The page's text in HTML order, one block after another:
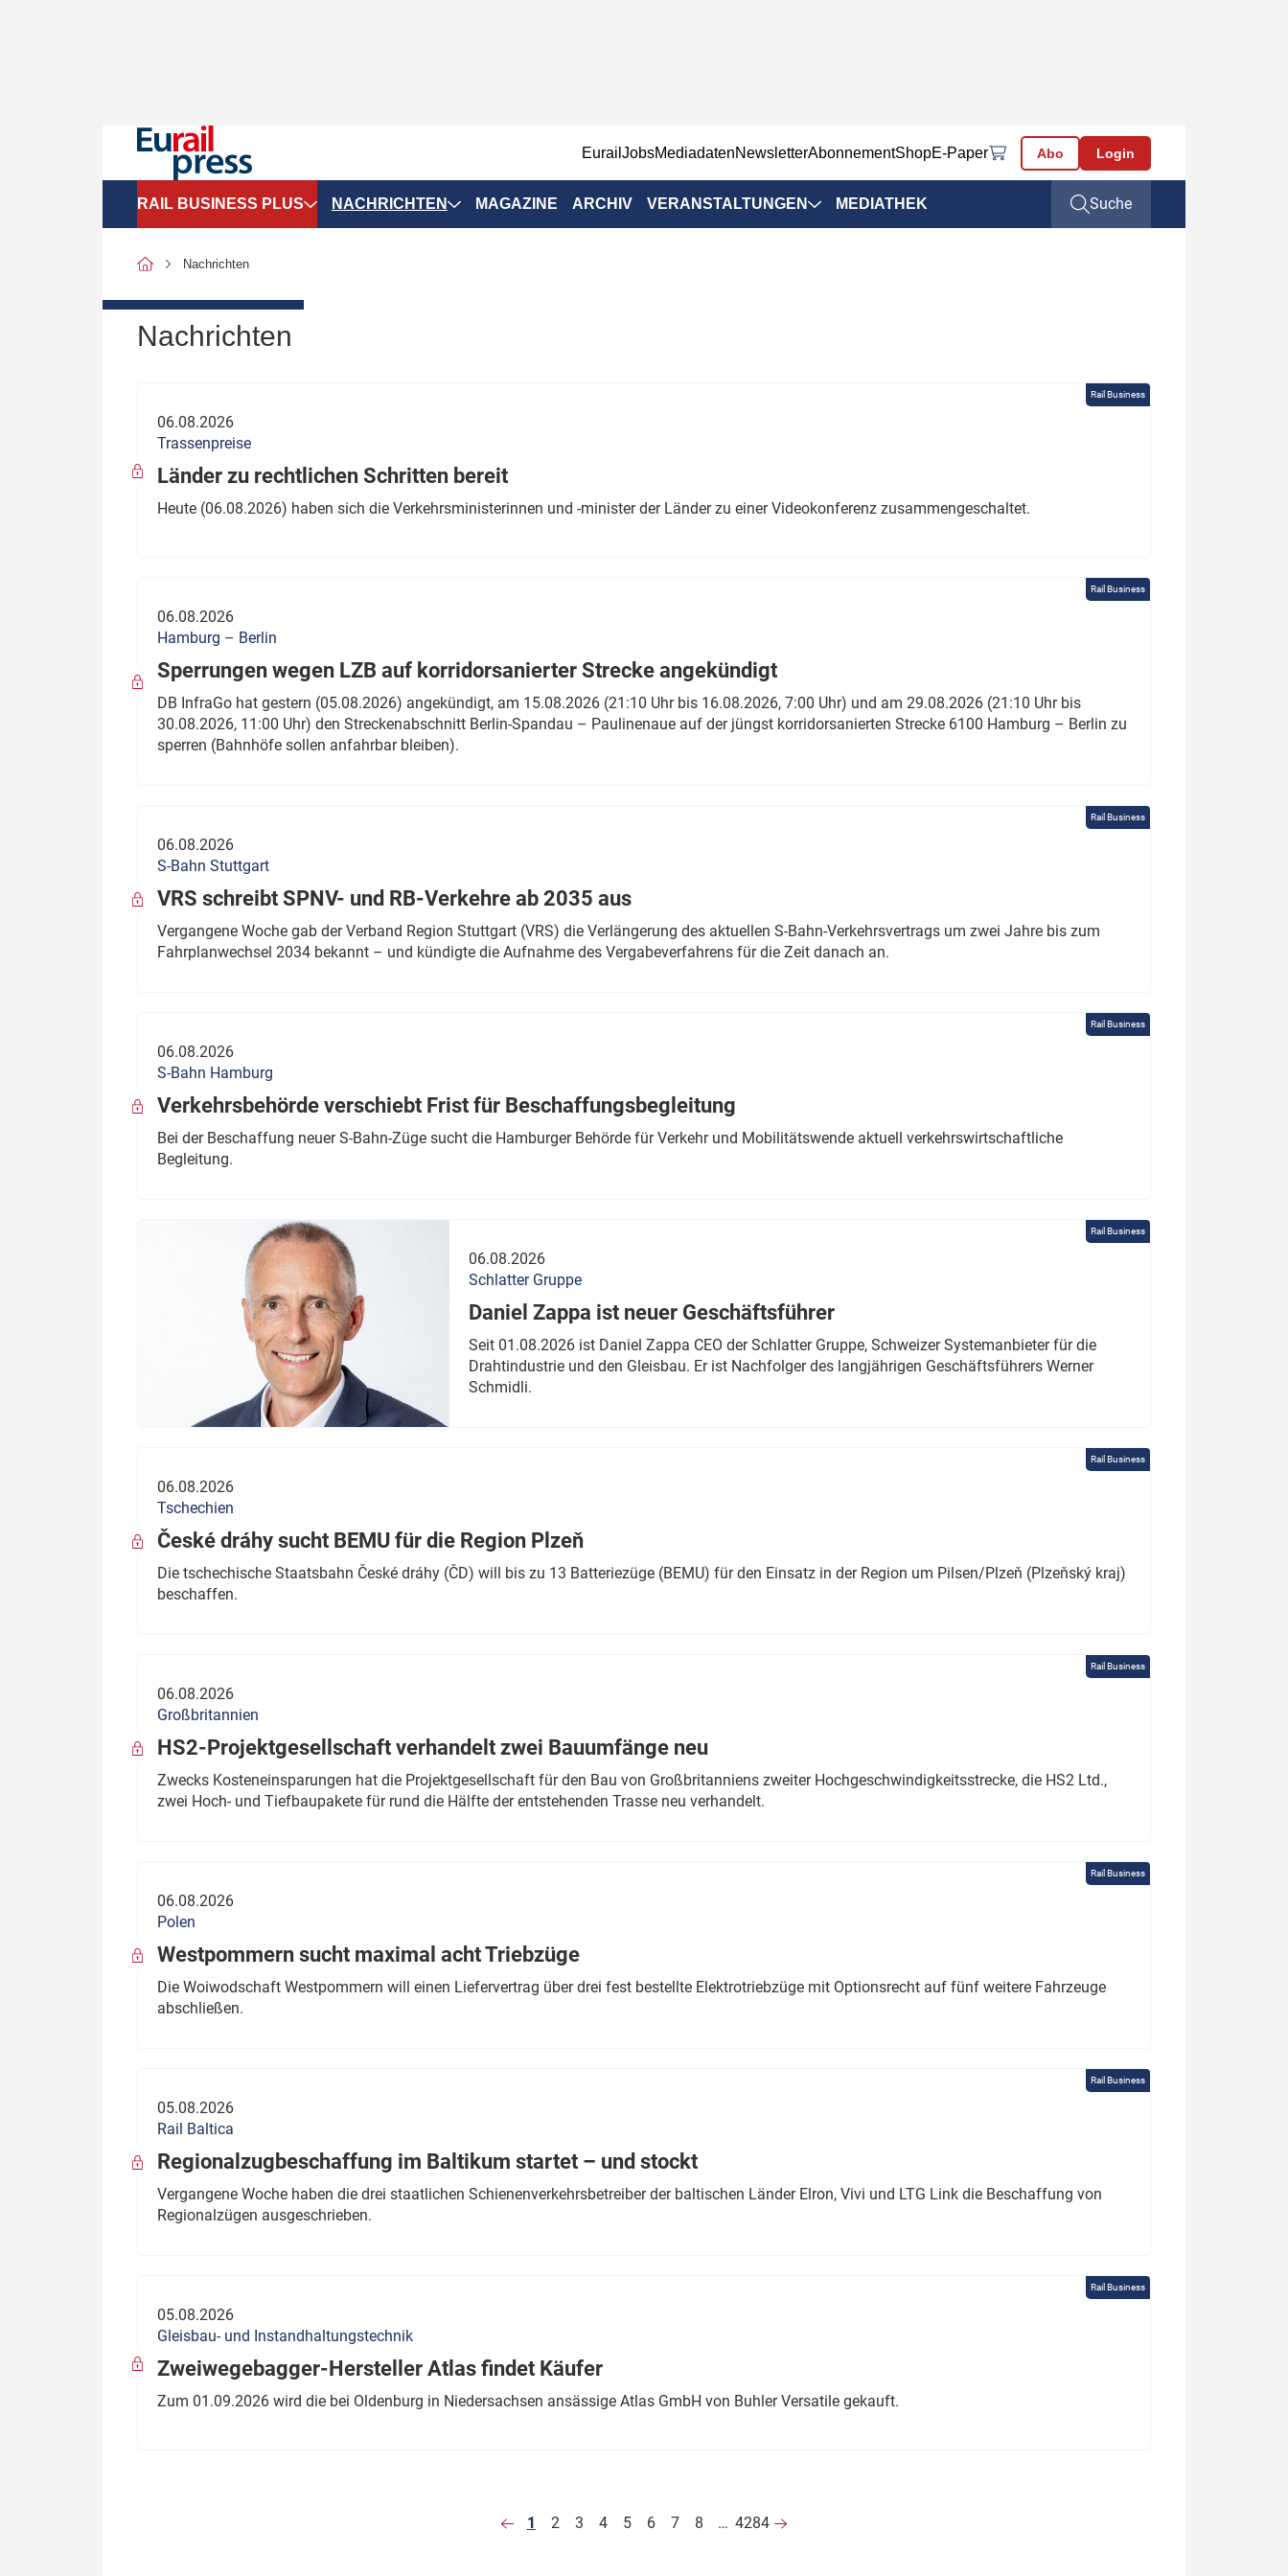
EurailJobsMediadatenNewsletterAbonnementShopE-Paper Abo Login
RAIL BUSINESS PLUS
SPNV-Marktdaten
Politik
wen?
Thema des Monats
Dossier: Generalsanierung
Dossier: ETCS
Dossier:
NACHRICHTEN MAGAZINE ARCHIV VERANSTALTUNGEN MEDIATHEK Suche
Nachrichten
Nachrichten
Rail Business
06.08.2026
Trassenpreise
Länder zu rechtlichen Schritten bereit
Heute (06.08.2026) haben sich die Verkehrsministerinnen und -minister der Länder zu einer Videokonferenz zusammengeschaltet.
Rail Business
06.08.2026
Hamburg – Berlin
Sperrungen wegen LZB auf korridorsanierter Strecke angekündigt
DB InfraGo hat gestern (05.08.2026) angekündigt, am 15.08.2026 (21:10 Uhr bis 16.08.2026, 7:00 Uhr) und am 29.08.2026 (21:10 Uhr bis
30.08.2026, 11:00 Uhr) den Streckenabschnitt Berlin-Spandau – Paulinenaue auf der jüngst korridorsanierten Strecke 6100 Hamburg – Berlin zu
sperren (Bahnhöfe sollen anfahrbar bleiben).
Rail Business
06.08.2026
S-Bahn Stuttgart
VRS schreibt SPNV- und RB-Verkehre ab 2035 aus
Vergangene Woche gab der Verband Region Stuttgart (VRS) die Verlängerung des aktuellen S-Bahn-Verkehrsvertrags um zwei Jahre bis zum
Fahrplanwechsel 2034 bekannt – und kündigte die Aufnahme des Vergabeverfahrens für die Zeit danach an.
Rail Business
06.08.2026
S-Bahn Hamburg
Verkehrsbehörde verschiebt Frist für Beschaffungsbegleitung
Bei der Beschaffung neuer S-Bahn-Züge sucht die Hamburger Behörde für Verkehr und Mobilitätswende aktuell verkehrswirtschaftliche
Begleitung.
Rail Business
06.08.2026
Schlatter Gruppe
Daniel Zappa ist neuer Geschäftsführer
Seit 01.08.2026 ist Daniel Zappa CEO der Schlatter Gruppe, Schweizer Systemanbieter für die
Drahtindustrie und den Gleisbau. Er ist Nachfolger des langjährigen Geschäftsführers Werner
Schmidli.
Rail Business
06.08.2026
Tschechien
České dráhy sucht BEMU für die Region Plzeň
Die tschechische Staatsbahn České dráhy (ČD) will bis zu 13 Batteriezüge (BEMU) für den Einsatz in der Region um Pilsen/Plzeň (Plzeňský kraj)
beschaffen.
Rail Business
06.08.2026
Großbritannien
HS2-Projektgesellschaft verhandelt zwei Bauumfänge neu
Zwecks Kosteneinsparungen hat die Projektgesellschaft für den Bau von Großbritanniens zweiter Hochgeschwindigkeitsstrecke, die HS2 Ltd.,
zwei Hoch- und Tiefbaupakete für rund die Hälfte der entstehenden Trasse neu verhandelt.
Rail Business
06.08.2026
Polen
Westpommern sucht maximal acht Triebzüge
Die Woiwodschaft Westpommern will einen Liefervertrag über drei fest bestellte Elektrotriebzüge mit Optionsrecht auf fünf weitere Fahrzeuge
abschließen.
Rail Business
05.08.2026
Rail Baltica
Regionalzugbeschaffung im Baltikum startet – und stockt
Vergangene Woche haben die drei staatlichen Schienenverkehrsbetreiber der baltischen Länder Elron, Vivi und LTG Link die Beschaffung von
Regionalzügen ausgeschrieben.
Rail Business
05.08.2026
Gleisbau- und Instandhaltungstechnik
Zweiwegebagger-Hersteller Atlas findet Käufer
Zum 01.09.2026 wird die bei Oldenburg in Niedersachsen ansässige Atlas GmbH von Buhler Versatile gekauft.
1 2 3 4 5 6 7 8 … 4284